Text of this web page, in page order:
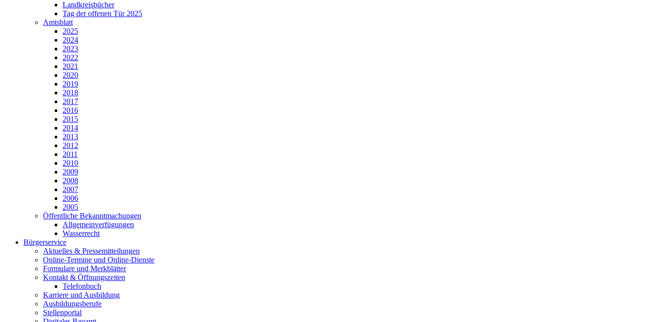
Landkreisbücher
Tag der offenen Tür 2025
Amtsblatt
2025
2024
2023
2022
2021
2020
2019
2018
2017
2016
2015
2014
2013
2012
2011
2010
2009
2008
2007
2006
2005
Öffentliche Bekanntmachungen
Allgemeinverfügungen
Wasserrecht
Bürgerservice
Aktuelles & Pressemitteilungen
Online-Termine und Online-Dienste
Formulare und Merkblätter
Kontakt & Öffnungszeiten
Telefonbuch
Karriere und Ausbildung
Ausbildungsberufe
Stellenportal